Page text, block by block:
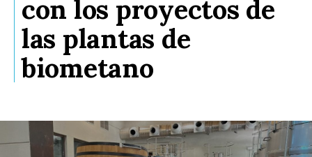
con los proyectos de
las plantas de
biometano